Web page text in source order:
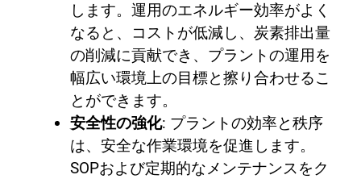
します。運用のエネルギー効率がよく
なると、コストが低減し、炭素排出量
の削減に貢献でき、プラントの運用を
幅広い環境上の目標と擦り合わせるこ
とができます。
安全性の強化: プラントの効率と秩序
は、安全な作業環境を促進します。
SOPおよび定期的なメンテナンスをク